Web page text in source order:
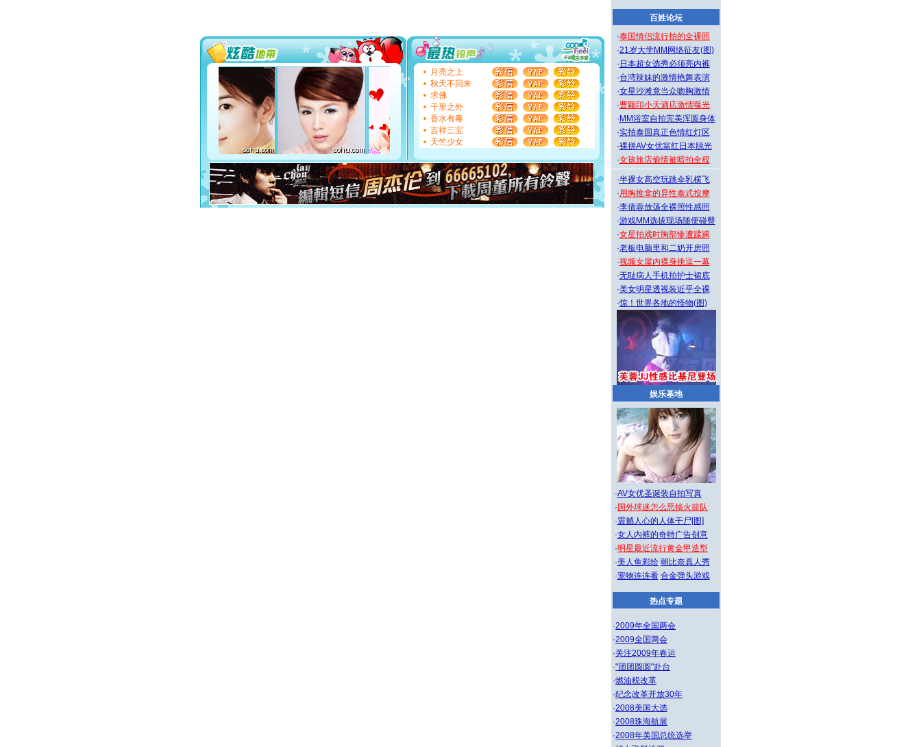
能正大光明地骚扰你,告诉你,圣诞要快乐!新年要快乐!天天
都要快乐噢!
[圣诞节]奉上一颗祝福的心,在这个特别的日子里,愿幸福,
如意,快乐,鲜花,一切美好的祝愿与你同在.圣诞快乐!
[元旦]
看到你我会触电；看不到你我要充电；没有你我会
断电。爱你是我职业，想你是我事业，抱你是我特长，吻
你是我专业！水晶之恋祝你新年快乐
[元旦]
如果上天让我许三个愿望，一是今生今世和你在一
起；二是再生再世和你在一起；三是三生三世和你不再分
离。水晶之恋祝你新年快乐
[元旦]当我狠下心扭头离去那一刻，你在我身后无助地哭
泣，这痛楚让我明白我多么爱你。我转身抱住你：这猪不
卖了。水晶之恋祝你新年快乐。
[春节]风柔雨润好月圆，半岛铁盒伴身边，每日尽显开心
颜！冬去春来似水如烟，劳碌人生需尽欢！听一曲轻歌，
月亮之上
秋天不回来
求佛
千里之外
香水有毒
吉祥三宝
天竺少女
百姓论坛
·泰国情侣流行拍的全裸照
·21岁大学MM网络征友(图)
· 日本超女选秀必须亮内裤
·台湾辣妹的激情艳舞表演
·女星沙滩竟当众吻胸激情
·曹颖印小天酒店激情曝光
· MM浴室自拍完美浑圆身体
·实拍泰国真正色情红灯区
·裸拼AV女优翁红日本脱光
·女孩旅店偷情被暗拍全程
·半裸女高空玩跳伞乳横飞
·用胸推拿的异性泰式按摩
·李倩蓉放荡全裸照性感照
·游戏MM选拔现场随便碰臀
·女星拍戏时胸部惨遭蹂躏
·老板电脑里和二奶开房照
·视频女屋内裸身挑逗一幕
·无耻病人手机拍护士裙底
·美女明星透视装近乎全裸
·惊！世界各地的怪物(图)
娱乐基地
·AV女优圣诞装自拍写真
· 国外球迷怎么恶搞火箭队
·震撼人心的人体干尸[图]
·女人内裤的奇特广告创意
·明星最近流行黄金甲造型
·美人鱼彩绘 朝比奈真人秀
·宠物连连看 合金弹头游戏
热点专题
·2009年全国两会
·2009全国两会
·关注2009年春运
·"团团圆圆"赴台
·燃油税改革
·纪念改革开放30年
·2008美国大选
·2008珠海航展
·2008年美国总统选举